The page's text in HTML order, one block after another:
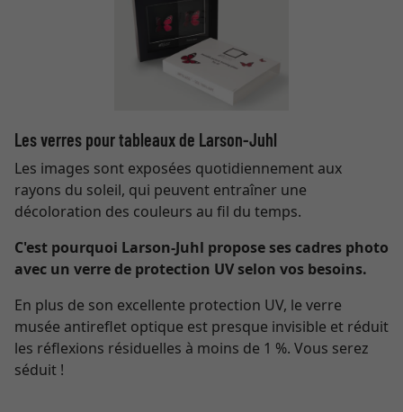
Les verres pour tableaux de Larson-Juhl
Les images sont exposées quotidiennement aux
rayons du soleil, qui peuvent entraîner une
décoloration des couleurs au fil du temps.
C'est pourquoi Larson-Juhl propose ses cadres photo
avec un verre de protection UV selon vos besoins.
En plus de son excellente protection UV, le verre
musée antireflet optique est presque invisible et réduit
les réflexions résiduelles à moins de 1 %. Vous serez
séduit !